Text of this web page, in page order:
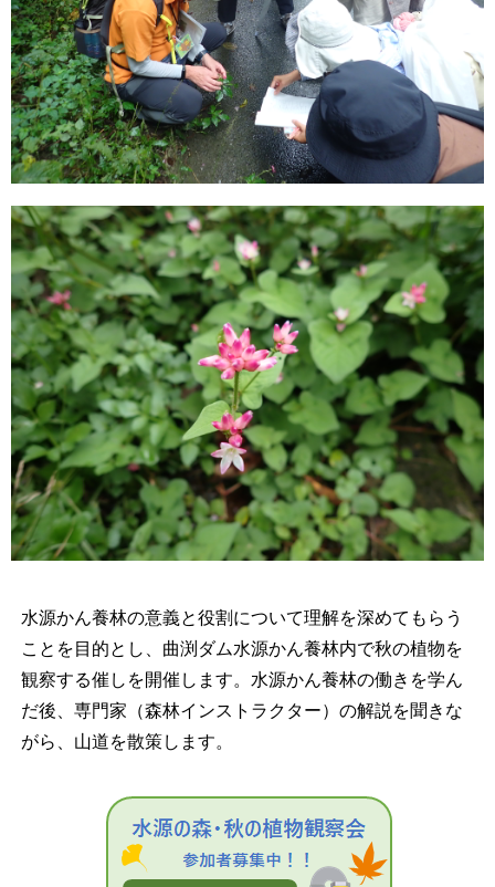
水源かん養林の意義と役割について理解を深めてもらう
ことを目的とし、曲渕ダム水源かん養林内で秋の植物を
観察する催しを開催します。水源かん養林の働きを学ん
だ後、専門家（森林インストラクター）の解説を聞きな
がら、山道を散策します。